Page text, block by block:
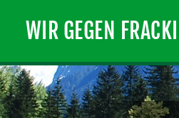
WIR GEGEN